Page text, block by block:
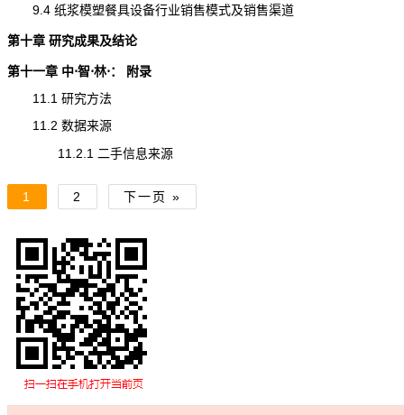
9.4 纸浆模塑餐具设备行业销售模式及销售渠道
第十章 研究成果及结论
第十一章 中⋅智⋅林⋅： 附录
11.1 研究方法
11.2 数据来源
11.2.1 二手信息来源
1 2 下一页 »